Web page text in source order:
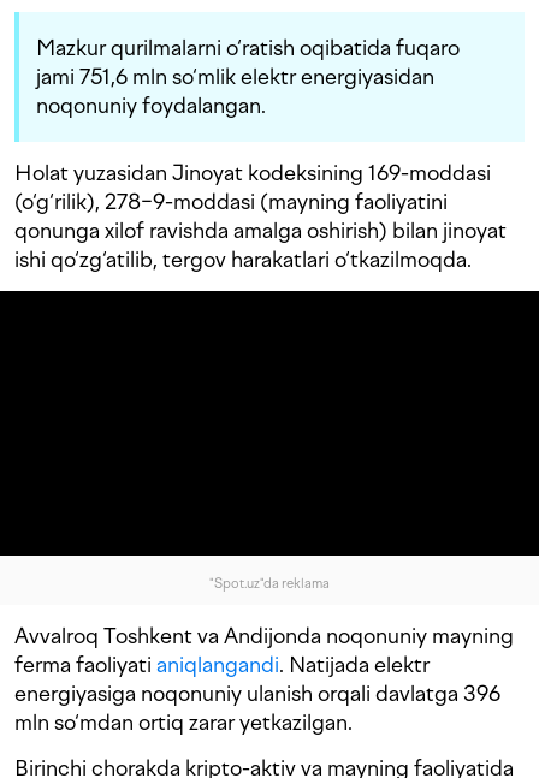
Mazkur qurilmalarni o‘ratish oqibatida fuqaro
jami 751,6 mln so‘mlik elektr energiyasidan
noqonuniy foydalangan.
Holat yuzasidan Jinoyat kodeksining 169-moddasi
(o‘g‘rilik), 278−9-moddasi (mayning faoliyatini
qonunga xilof ravishda amalga oshirish) bilan jinoyat
ishi qo‘zg‘atilib, tergov harakatlari o‘tkazilmoqda.
"Spot.uz"da reklama
Avvalroq Toshkent va Andijonda noqonuniy mayning
ferma faoliyati aniqlangandi. Natijada elektr
energiyasiga noqonuniy ulanish orqali davlatga 396
mln so‘mdan ortiq zarar yetkazilgan.
Birinchi chorakda kripto-aktiv va mayning faoliyatida